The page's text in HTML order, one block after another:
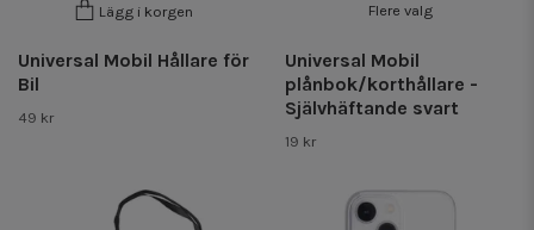
Lägg i korgen
Universal Mobil Hållare för
Bil
49 kr
Flere valg
Universal Mobil
plånbok/korthållare -
Självhäftande svart
19 kr